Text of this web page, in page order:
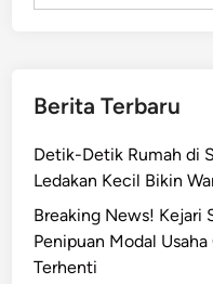
R
D
S
o
e
t
o
Berita Terbaru
Detik-Detik Rumah di
Ledakan Kecil Bikin
Breaking News! Kejari
Penipuan Modal
Terhenti